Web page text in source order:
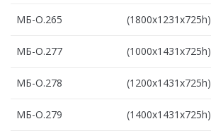
МБ-О.265 (1800х1231х725h)
МБ-О.277 (1000х1431х725h)
МБ-О.278 (1200х1431х725h)
МБ-О.279 (1400х1431х725h)